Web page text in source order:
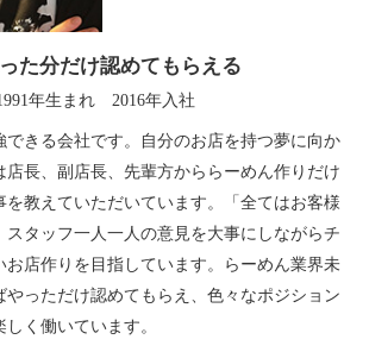
た分だけ認めてもらえる
年生まれ 2016年入社
できる会社です。自分のお店を持つ夢に向か
店長、副店長、先輩方かららーめん作りだけ
を教えていただいています。「全てはお客様
スタッフ一人一人の意見を大事にしながらチ
お店作りを目指しています。らーめん業界未
やっただけ認めてもらえ、色々なポジション
く働いています。